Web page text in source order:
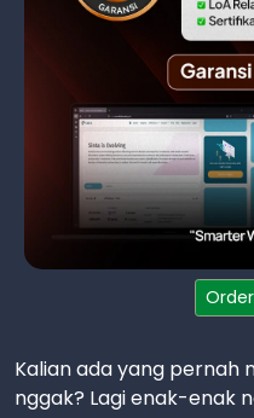
Kalian ada yang pernah
nggak? Lagi enak-enak